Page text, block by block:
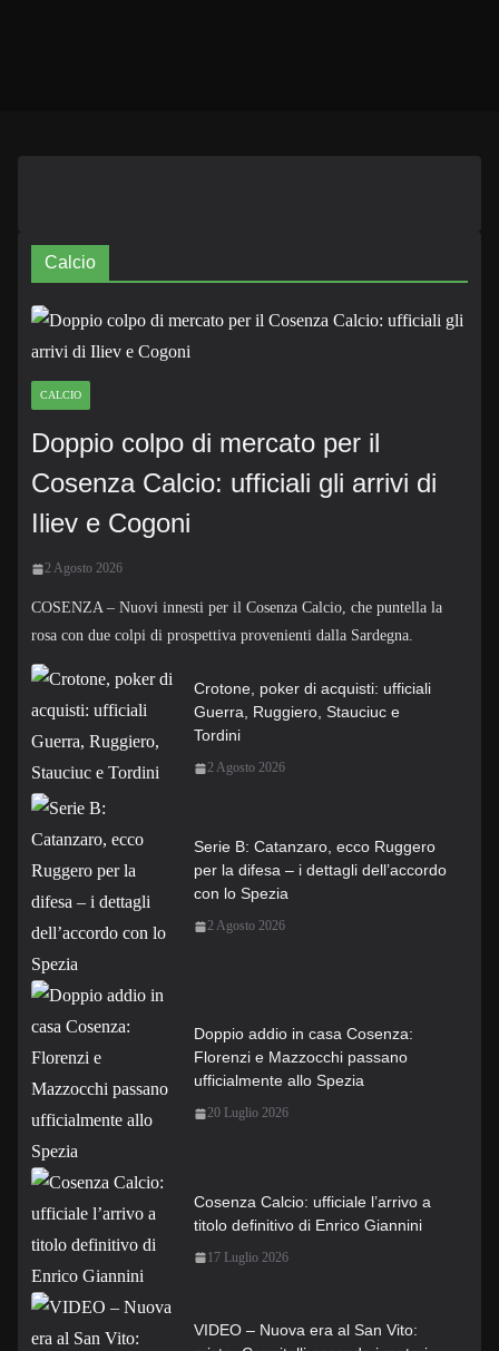
Calcio
CALCIO
Doppio colpo di mercato per il
Cosenza Calcio: ufficiali gli arrivi di
Iliev e Cogoni
2 Agosto 2026
COSENZA – Nuovi innesti per il Cosenza Calcio, che puntella la
rosa con due colpi di prospettiva provenienti dalla Sardegna.
Crotone, poker di acquisti: ufficiali
Guerra, Ruggiero, Stauciuc e
Tordini
2 Agosto 2026
Serie B: Catanzaro, ecco Ruggero
per la difesa – i dettagli dell’accordo
con lo Spezia
2 Agosto 2026
Doppio addio in casa Cosenza:
Florenzi e Mazzocchi passano
ufficialmente allo Spezia
20 Luglio 2026
Cosenza Calcio: ufficiale l’arrivo a
titolo definitivo di Enrico Giannini
17 Luglio 2026
VIDEO – Nuova era al San Vito: